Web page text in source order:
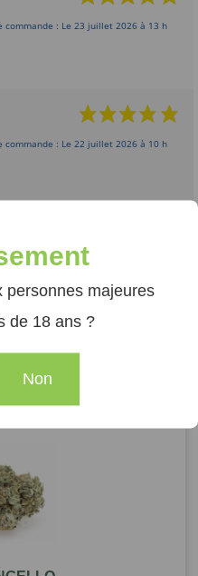
commande : Le 23 juillet 2026 à 13 h
commande : Le 22 juillet 2026 à 10 h
personnes majeures
de 18 ans ?
Non